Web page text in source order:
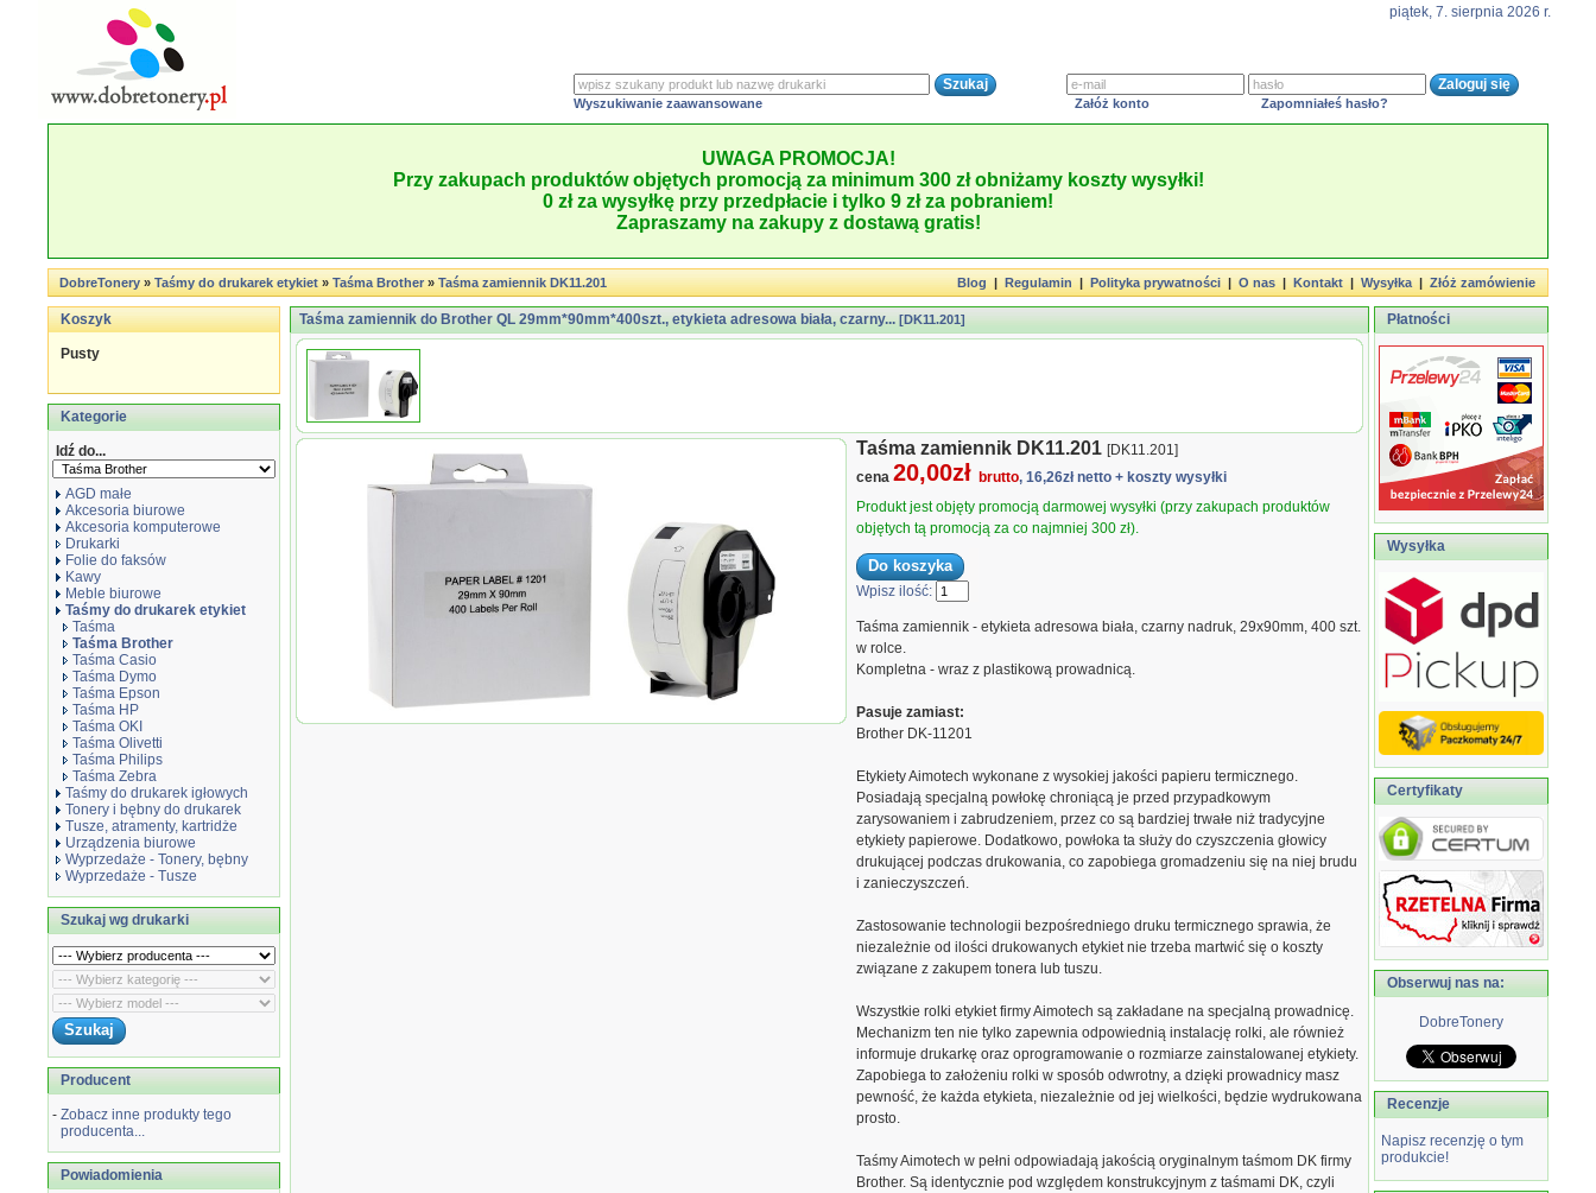
piątek, 7. sierpnia 2026 r.
Wyszukiwanie zaawansowane Załóż konto Zapomniałeś hasło?
UWAGA PROMOCJA!
Przy zakupach produktów objętych promocją za minimum 300 zł obniżamy koszty wysyłki!
0 zł za wysyłkę przy przedpłacie i tylko 9 zł za pobraniem!
Zapraszamy na zakupy z dostawą gratis!
DobreTonery»Taśmy do drukarek etykiet»Taśma Brother»Taśma zamiennik DK11.201 Blog|Regulamin|Polityka prywatności|O nas|Kontakt|Wysyłka|Złóż zamówienie
Koszyk
Pusty
Kategorie
Idź do...
AGD małe
Akcesoria biurowe
Akcesoria komputerowe
Drukarki
Folie do faksów
Kawy
Meble biurowe
Taśmy do drukarek etykiet
Taśma
Taśma Brother
Taśma Casio
Taśma Dymo
Taśma Epson
Taśma HP
Taśma OKI
Taśma Olivetti
Taśma Philips
Taśma Zebra
Taśmy do drukarek igłowych
Tonery i bębny do drukarek
Tusze, atramenty, kartridże
Urządzenia biurowe
Wyprzedaże - Tonery, bębny
Wyprzedaże - Tusze
Szukaj wg drukarki
Producent
- Zobacz inne produkty tego
producenta...
Powiadomienia
Taśma zamiennik do Brother QL 29mm*90mm*400szt., etykieta adresowa biała, czarny... [DK11.201]
Taśma zamiennik DK11.201
Taśma zamiennik DK11.201 [DK11.201]
cena 20,00zł brutto, 16,26zł netto + koszty wysyłki
Produkt jest objęty promocją darmowej wysyłki (przy zakupach produktów
objętych tą promocją za co najmniej 300 zł).
Wpisz ilość:
Taśma zamiennik - etykieta adresowa biała, czarny nadruk, 29x90mm, 400 szt.
w rolce.
Kompletna - wraz z plastikową prowadnicą.
Pasuje zamiast:
Brother DK-11201
Etykiety Aimotech wykonane z wysokiej jakości papieru termicznego.
Posiadają specjalną powłokę chroniącą je przed przypadkowym
zarysowaniem i zabrudzeniem, przez co są bardziej trwałe niż tradycyjne
etykiety papierowe. Dodatkowo, powłoka ta służy do czyszczenia głowicy
drukującej podczas drukowania, co zapobiega gromadzeniu się na niej brudu
i zanieczyszczeń.
Zastosowanie technologii bezpośredniego druku termicznego sprawia, że
niezależnie od ilości drukowanych etykiet nie trzeba martwić się o koszty
związane z zakupem tonera lub tuszu.
Wszystkie rolki etykiet firmy Aimotech są zakładane na specjalną prowadnicę.
Mechanizm ten nie tylko zapewnia odpowiednią instalację rolki, ale również
informuje drukarkę oraz oprogramowanie o rozmiarze zainstalowanej etykiety.
Zapobiega to założeniu rolki w sposób odwrotny, a dzięki prowadnicy masz
pewność, że każda etykieta, niezależnie od jej wielkości, będzie wydrukowana
prosto.
Taśmy Aimotech w pełni odpowiadają jakością oryginalnym taśmom DK firmy
Brother. Są identycznie pod względem konstrukcyjnym z taśmami DK, czyli
Płatności
Wysyłka
Certyfikaty
Obserwuj nas na:
DobreTonery
Recenzje
Napisz recenzję o tym
produkcie!